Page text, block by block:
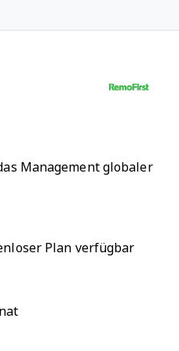
Management globaler
Plan verfügbar